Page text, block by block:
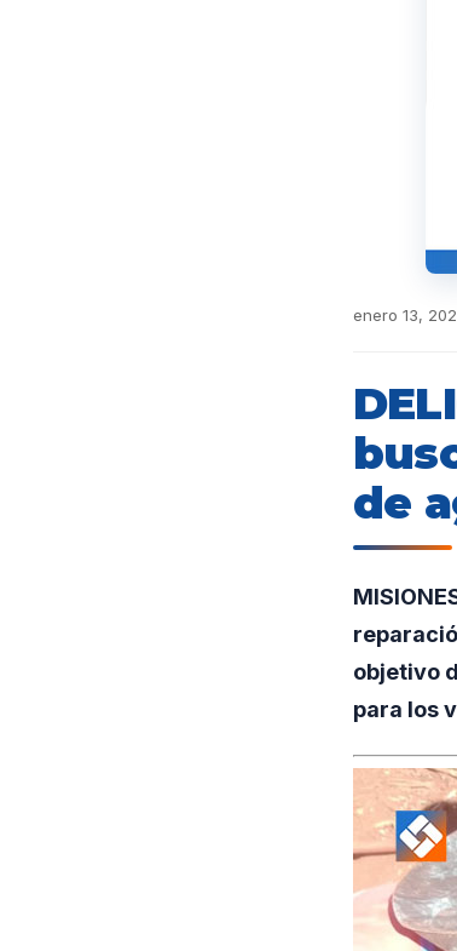
enero 13,
de
objetivo
para los